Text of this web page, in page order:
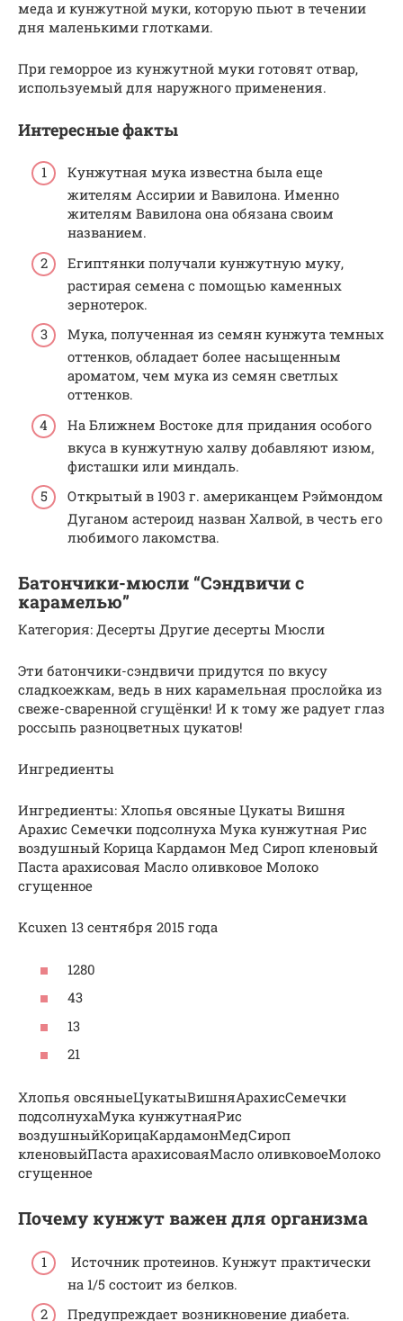
меда и кунжутной муки, которую пьют в течении
дня маленькими глотками.
При геморрое из кунжутной муки готовят отвар,
используемый для наружного применения.
Интересные факты
Кунжутная мука известна была еще
жителям Ассирии и Вавилона. Именно
жителям Вавилона она обязана своим
названием.
Египтянки получали кунжутную муку,
растирая семена с помощью каменных
зернотерок.
Мука, полученная из семян кунжута темных
оттенков, обладает более насыщенным
ароматом, чем мука из семян светлых
оттенков.
На Ближнем Востоке для придания особого
вкуса в кунжутную халву добавляют изюм,
фисташки или миндаль.
Открытый в 1903 г. американцем Рэймондом
Дуганом астероид назван Халвой, в честь его
любимого лакомства.
Батончики-мюсли “Сэндвичи с
карамелью”
Категория: Десерты Другие десерты Мюсли
Эти батончики-сэндвичи придутся по вкусу
сладкоежкам, ведь в них карамельная прослойка из
свеже-сваренной сгущёнки! И к тому же радует глаз
россыпь разноцветных цукатов!
Ингредиенты
Ингредиенты: Хлопья овсяные Цукаты Вишня
Арахис Семечки подсолнуха Мука кунжутная Рис
воздушный Корица Кардамон Мед Сироп кленовый
Паста арахисовая Масло оливковое Молоко
сгущенное
Kcuxen 13 сентября 2015 года
1280
43
13
21
Хлопья овсяныеЦукатыВишняАрахисСемечки
подсолнухаМука кунжутнаяРис
воздушныйКорицаКардамонМедСироп
кленовыйПаста арахисоваяМасло оливковоеМолоко
сгущенное
Почему кунжут важен для организма
Источник протеинов. Кунжут практически
на 1/5 состоит из белков.
Предупреждает возникновение диабета.